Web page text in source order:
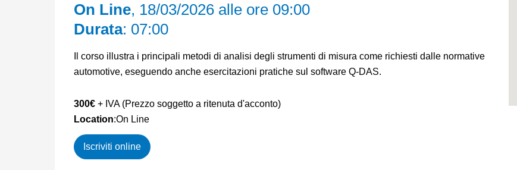
On Line, 18/03/2026 alle ore 09:00
Durata: 07:00
Il corso illustra i principali metodi di analisi degli strumenti di misura come richiesti dalle normative
automotive, eseguendo anche esercitazioni pratiche sul software Q-DAS.
300€ + IVA (Prezzo soggetto a ritenuta d'acconto)
Location:On Line
Iscriviti online